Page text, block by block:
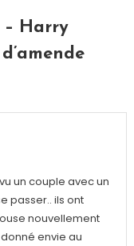
– Harry
un couple avec un
passer.. ils ont
nouvellement
envie au